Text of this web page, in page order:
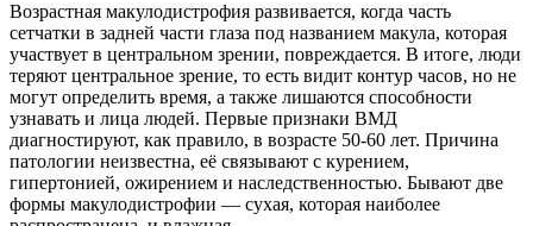
Возрастная макулодистрофия развивается, когда часть
сетчатки в задней части глаза под названием макула, которая
участвует в центральном зрении, повреждается. В итоге, люди
теряют центральное зрение, то есть видит контур часов, но не
могут определить время, а также лишаются способности
узнавать и лица людей. Первые признаки ВМД
диагностируют, как правило, в возрасте 50-60 лет. Причина
патологии неизвестна, её связывают с курением,
гипертонией, ожирением и наследственностью. Бывают две
формы макулодистрофии — сухая, которая наиболее